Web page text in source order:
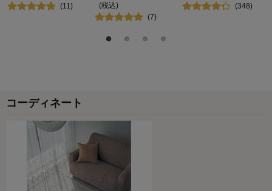
機能
4.0
(11 )
(税込)
(7)
(348)
コーディネート